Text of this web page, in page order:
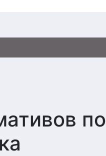
по